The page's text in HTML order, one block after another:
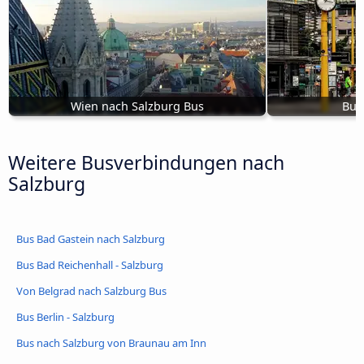
Wien nach Salzburg Bus
Weitere Busverbindungen nach
Salzburg
Bus Bad Gastein nach Salzburg
Bus Bad Reichenhall - Salzburg
Von Belgrad nach Salzburg Bus
Bus Berlin - Salzburg
Bus nach Salzburg von Braunau am Inn